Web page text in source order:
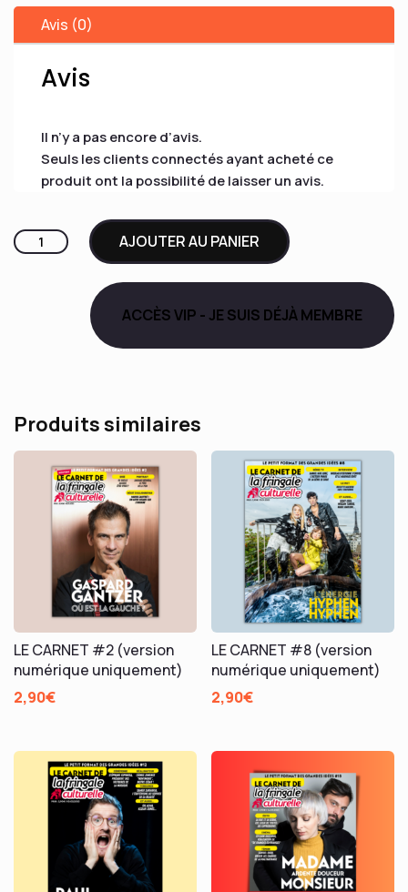
Avis (0)
Avis
Il n’y a pas encore d’avis.
Seuls les clients connectés ayant acheté ce
produit ont la possibilité de laisser un avis.
quantité
AJOUTER AU PANIER
ACCÈS VIP - JE SUIS DÉJÀ MEMBRE
Produits similaires
LE CARNET #2 (version
numérique uniquement)
2,90€
LE CARNET #8 (version
numérique uniquement)
2,90€